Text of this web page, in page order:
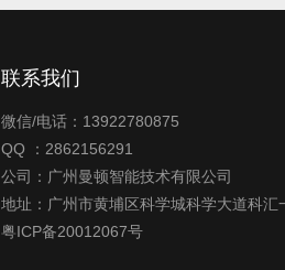
联系我们
微信/电话：13922780875
QQ ：2862156291
公司：广州曼顿智能技术有限公司
地址：广州市黄埔区科学城科学大道科汇
粤ICP备20012067号